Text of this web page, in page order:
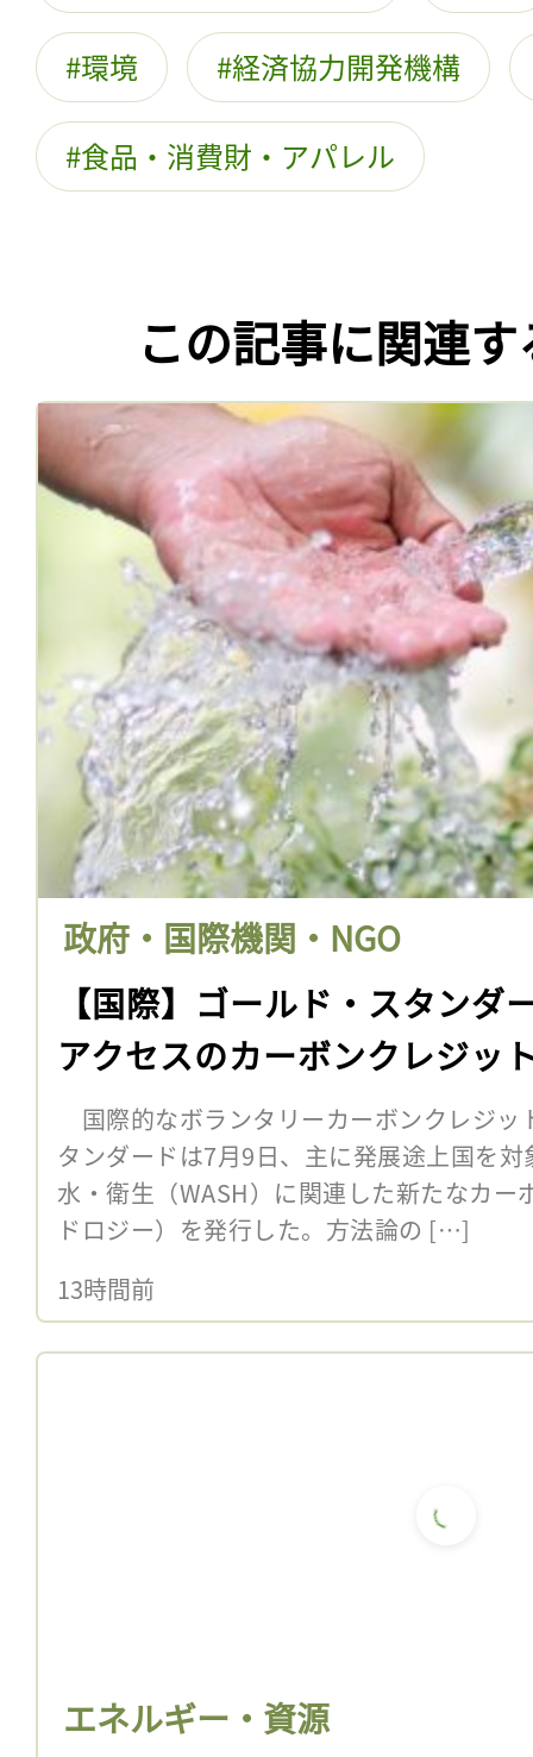
環境 経済協力開発機構
食品・消費財・アパレル
この記事に関連
政府・国際機関・NGO
【国際】ゴールド・スタンダ
アクセスのカーボンクレジッ
国際的なボランタリーカーボンクレジッ
タンダードは7月9日、主に発展途上国を
水・衛生（WASH）に関連した新たなカー
ドロジー）を発行した。方法論の […]
13時間前
エネルギー・資源